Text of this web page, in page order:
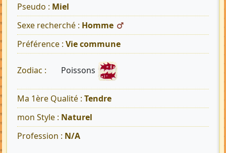
Pseudo : Miel
Sexe recherché : Homme
Préférence : Vie commune
Zodiac : Poissons
Ma 1ère Qualité : Tendre
mon Style : Naturel
Profession : N/A